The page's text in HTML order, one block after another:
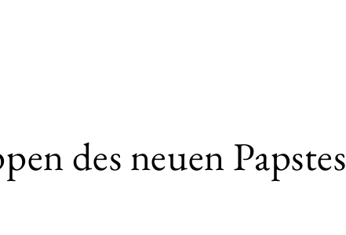
des neuen Papstes